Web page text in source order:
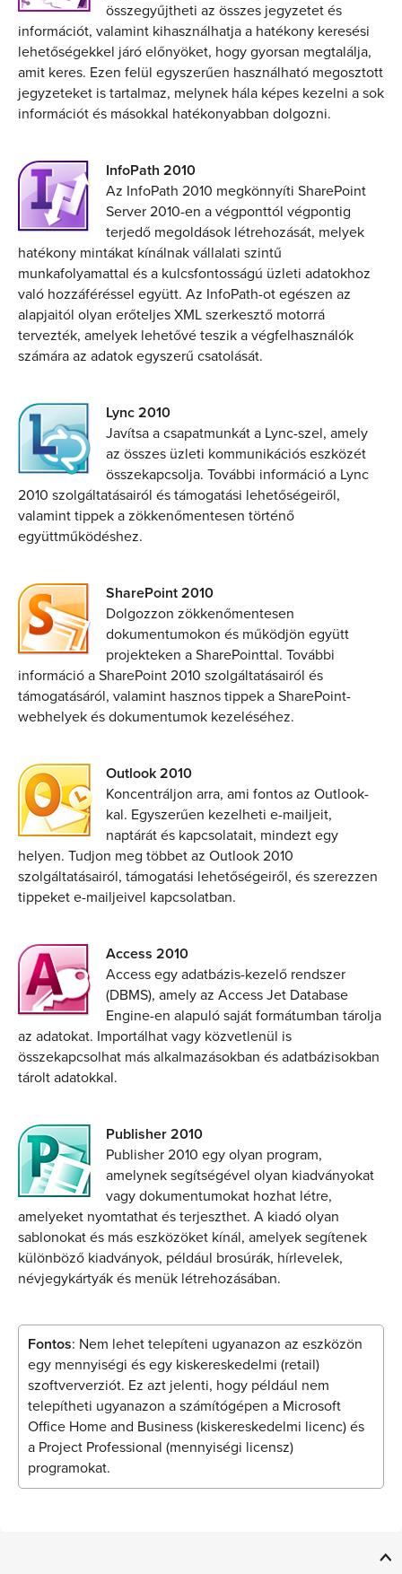
összegyűjtheti az összes jegyzetet és
információt, valamint kihasználhatja a hatékony keresési
lehetőségekkel járó előnyöket, hogy gyorsan megtalálja,
amit keres. Ezen felül egyszerűen használható megosztott
jegyzeteket is tartalmaz, melynek hála képes kezelni a sok
információt és másokkal hatékonyabban dolgozni.
InfoPath 2010
Az InfoPath 2010 megkönnyíti SharePoint
Server 2010-en a végponttól végpontig
terjedő megoldások létrehozását, melyek
hatékony mintákat kínálnak vállalati szintű
munkafolyamattal és a kulcsfontosságú üzleti adatokhoz
való hozzáféréssel együtt. Az InfoPath-ot egészen az
alapjaitól olyan erőteljes XML szerkesztő motorrá
tervezték, amelyek lehetővé teszik a végfelhasználók
számára az adatok egyszerű csatolását.
Lync 2010
Javítsa a csapatmunkát a Lync-szel, amely
az összes üzleti kommunikációs eszközét
összekapcsolja. További információ a Lync
2010 szolgáltatásairól és támogatási lehetőségeiről,
valamint tippek a zökkenőmentesen történő
együttműködéshez.
SharePoint 2010
Dolgozzon zökkenőmentesen
dokumentumokon és működjön együtt
projekteken a SharePointtal. További
információ a SharePoint 2010 szolgáltatásairól és
támogatásáról, valamint hasznos tippek a SharePoint-
webhelyek és dokumentumok kezeléséhez.
Outlook 2010
Koncentráljon arra, ami fontos az Outlook-
kal. Egyszerűen kezelheti e-mailjeit,
naptárát és kapcsolatait, mindezt egy
helyen. Tudjon meg többet az Outlook 2010
szolgáltatásairól, támogatási lehetőségeiről, és szerezzen
tippeket e-mailjeivel kapcsolatban.
Access 2010
Access egy adatbázis-kezelő rendszer
(DBMS), amely az Access Jet Database
Engine-en alapuló saját formátumban tárolja
az adatokat. Importálhat vagy közvetlenül is
összekapcsolhat más alkalmazásokban és adatbázisokban
tárolt adatokkal.
Publisher 2010
Publisher 2010 egy olyan program,
amelynek segítségével olyan kiadványokat
vagy dokumentumokat hozhat létre,
amelyeket nyomtathat és terjeszthet. A kiadó olyan
sablonokat és más eszközöket kínál, amelyek segítenek
különböző kiadványok, például brosúrák, hírlevelek,
névjegykártyák és menük létrehozásában.
Fontos: Nem lehet telepíteni ugyanazon az eszközön
egy mennyiségi és egy kiskereskedelmi (retail)
szoftververziót. Ez azt jelenti, hogy például nem
telepítheti ugyanazon a számítógépen a Microsoft
Office Home and Business (kiskereskedelmi licenc) és
a Project Professional (mennyiségi licensz)
programokat.